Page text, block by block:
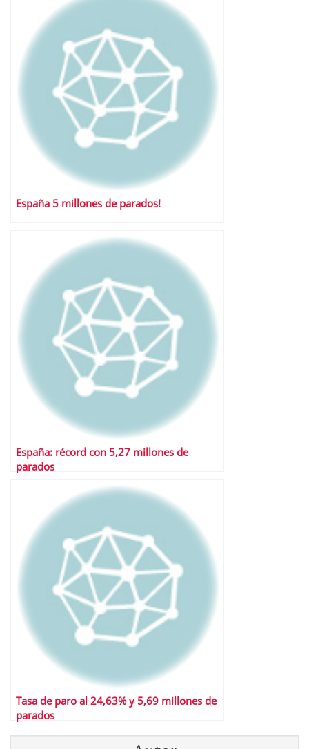
España 5 millones de parados!
España: récord con 5,27 millones de
parados
Tasa de paro al 24,63% y 5,69 millones de
parados